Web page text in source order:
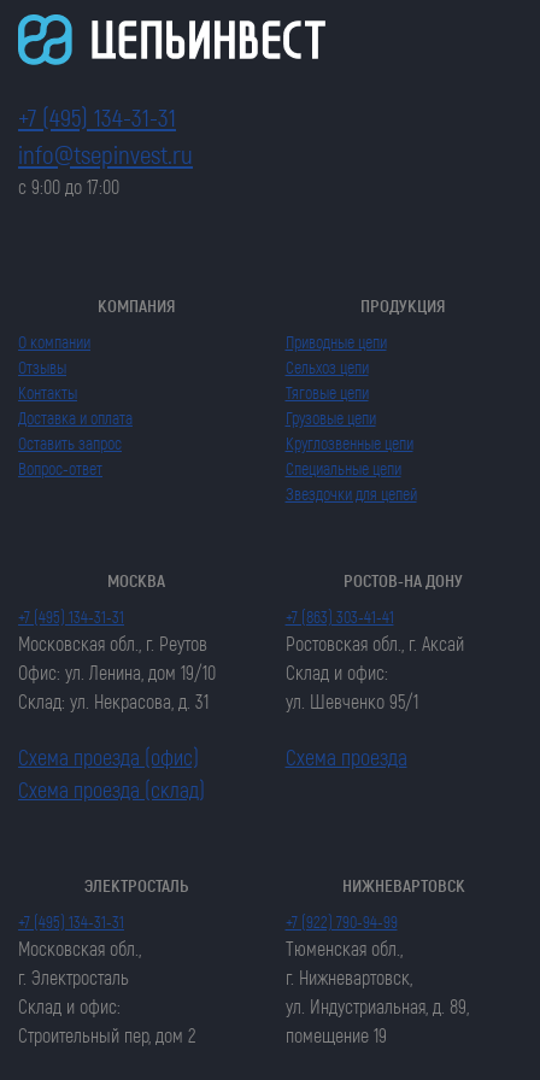
+7 (495) 134-31-31
info@tsepinvest.ru
с 9:00 до 17:00
КОМПАНИЯ
О компании
Отзывы
Контакты
Доставка и оплата
Оставить запрос
Вопрос-ответ
ПРОДУКЦИЯ
Приводные цепи
Сельхоз цепи
Тяговые цепи
Грузовые цепи
Круглозвенные цепи
Специальные цепи
Звездочки для цепей
МОСКВА
+7 (495) 134-31-31
Московская обл., г. Реутов
Офис: ул. Ленина, дом 19/10
Склад: ул. Некрасова, д. 31
Схема проезда (офис)
Схема проезда (склад)
РОСТОВ-НА ДОНУ
+7 (863) 303-41-41
Ростовская обл., г. Аксай
Склад и офис:
ул. Шевченко 95/1
Схема проезда
ЭЛЕКТРОСТАЛЬ
+7 (495) 134-31-31
Московская обл.,
г. Электросталь
Склад и офис:
Строительный пер, дом 2
НИЖНЕВАРТОВСК
+7 (922) 790-94-99
Тюменская обл.,
г. Нижневартовск,
ул. Индустриальная, д. 89,
помещение 19
Закрыть попап
ЗАКАЗАТЬ ЦЕПЬ
Закрыть попап
ОСТАВИТЬ ЗАЯВКУ
Закрыть попап
ОСТАВИТЬ ЗАЯВКУ
Закрыть попап
ЗАКАЗАТЬ ЦЕПЬ